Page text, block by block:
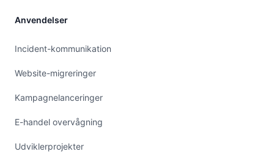
Anvendelser
Incident-kommunikation
Website-migreringer
Kampagnelanceringer
E-handel overvågning
Udviklerprojekter